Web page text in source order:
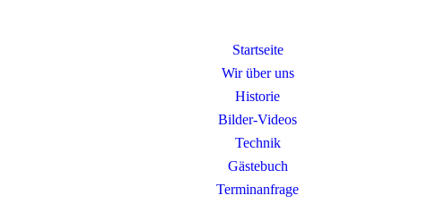
Startseite
Wir über uns
Historie
Bilder-Videos
Technik
Gästebuch
Terminanfrage